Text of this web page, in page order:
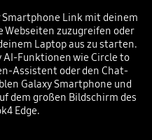
Link mit deinem
Webseiten zuzugreifen oder
Laptop aus zu starten.
Funktionen wie Circle to
Assistent oder den Chat-
Galaxy Smartphone und
dem großen Bildschirm des
Edge.